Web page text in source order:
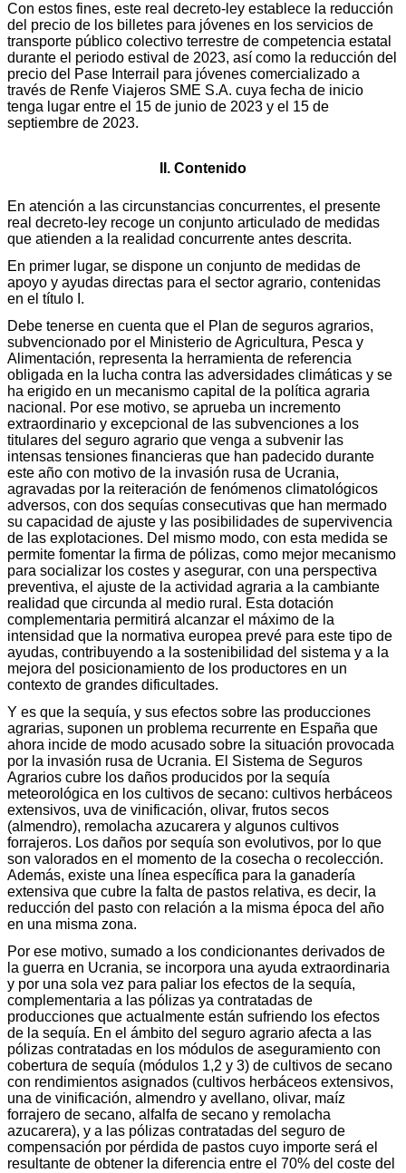
Con estos fines, este real decreto-ley establece la reducción
del precio de los billetes para jóvenes en los servicios de
transporte público colectivo terrestre de competencia estatal
durante el periodo estival de 2023, así como la reducción del
precio del Pase Interrail para jóvenes comercializado a
través de Renfe Viajeros SME S.A. cuya fecha de inicio
tenga lugar entre el 15 de junio de 2023 y el 15 de
septiembre de 2023.
II. Contenido
En atención a las circunstancias concurrentes, el presente
real decreto-ley recoge un conjunto articulado de medidas
que atienden a la realidad concurrente antes descrita.
En primer lugar, se dispone un conjunto de medidas de
apoyo y ayudas directas para el sector agrario, contenidas
en el título I.
Debe tenerse en cuenta que el Plan de seguros agrarios,
subvencionado por el Ministerio de Agricultura, Pesca y
Alimentación, representa la herramienta de referencia
obligada en la lucha contra las adversidades climáticas y se
ha erigido en un mecanismo capital de la política agraria
nacional. Por ese motivo, se aprueba un incremento
extraordinario y excepcional de las subvenciones a los
titulares del seguro agrario que venga a subvenir las
intensas tensiones financieras que han padecido durante
este año con motivo de la invasión rusa de Ucrania,
agravadas por la reiteración de fenómenos climatológicos
adversos, con dos sequías consecutivas que han mermado
su capacidad de ajuste y las posibilidades de supervivencia
de las explotaciones. Del mismo modo, con esta medida se
permite fomentar la firma de pólizas, como mejor mecanismo
para socializar los costes y asegurar, con una perspectiva
preventiva, el ajuste de la actividad agraria a la cambiante
realidad que circunda al medio rural. Esta dotación
complementaria permitirá alcanzar el máximo de la
intensidad que la normativa europea prevé para este tipo de
ayudas, contribuyendo a la sostenibilidad del sistema y a la
mejora del posicionamiento de los productores en un
contexto de grandes dificultades.
Y es que la sequía, y sus efectos sobre las producciones
agrarias, suponen un problema recurrente en España que
ahora incide de modo acusado sobre la situación provocada
por la invasión rusa de Ucrania. El Sistema de Seguros
Agrarios cubre los daños producidos por la sequía
meteorológica en los cultivos de secano: cultivos herbáceos
extensivos, uva de vinificación, olivar, frutos secos
(almendro), remolacha azucarera y algunos cultivos
forrajeros. Los daños por sequía son evolutivos, por lo que
son valorados en el momento de la cosecha o recolección.
Además, existe una línea específica para la ganadería
extensiva que cubre la falta de pastos relativa, es decir, la
reducción del pasto con relación a la misma época del año
en una misma zona.
Por ese motivo, sumado a los condicionantes derivados de
la guerra en Ucrania, se incorpora una ayuda extraordinaria
y por una sola vez para paliar los efectos de la sequía,
complementaria a las pólizas ya contratadas de
producciones que actualmente están sufriendo los efectos
de la sequía. En el ámbito del seguro agrario afecta a las
pólizas contratadas en los módulos de aseguramiento con
cobertura de sequía (módulos 1,2 y 3) de cultivos de secano
con rendimientos asignados (cultivos herbáceos extensivos,
una de vinificación, almendro y avellano, olivar, maíz
forrajero de secano, alfalfa de secano y remolacha
azucarera), y a las pólizas contratadas del seguro de
compensación por pérdida de pastos cuyo importe será el
resultante de obtener la diferencia entre el 70% del coste del